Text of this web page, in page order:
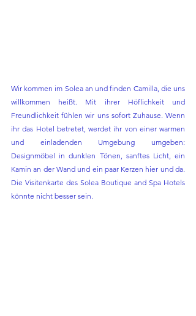
Wir kommen im Solea an und finden Camilla, die uns
willkommen heißt. Mit ihrer Höflichkeit und
Freundlichkeit fühlen wir uns sofort Zuhause. Wenn
ihr das Hotel betretet, werdet ihr von einer warmen
und einladenden Umgebung umgeben:
Designmöbel in dunklen Tönen, sanftes Licht, ein
Kamin an der Wand und ein paar Kerzen hier und da.
Die Visitenkarte des Solea Boutique and Spa Hotels
könnte nicht besser sein.